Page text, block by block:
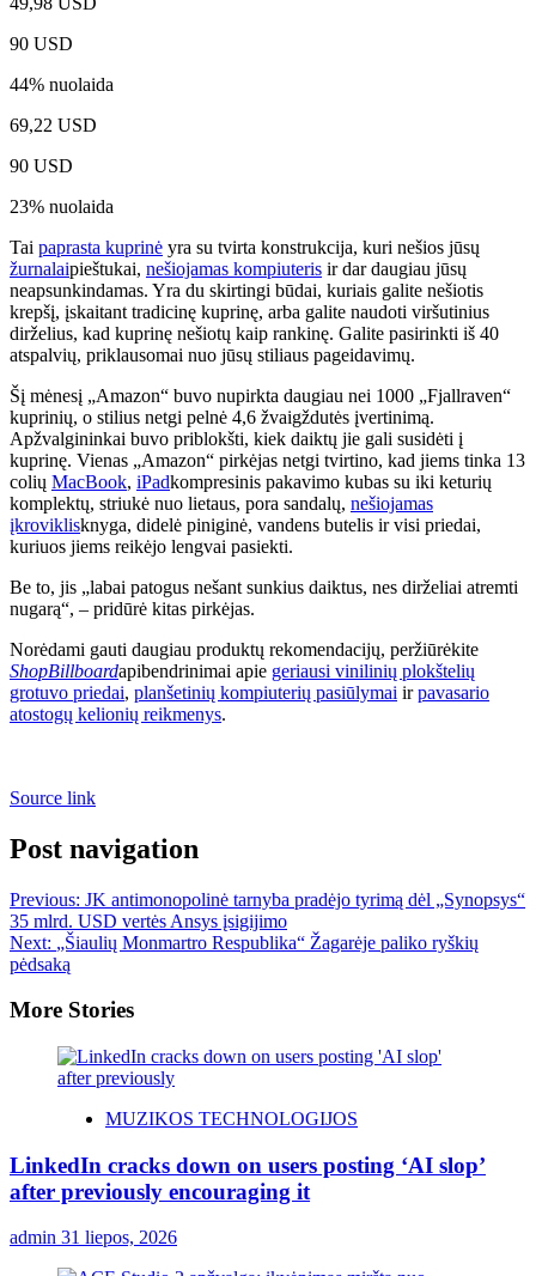
90 USD
44% nuolaida
69,22 USD
90 USD
23% nuolaida
Tai paprasta kuprinė yra su tvirta konstrukcija, kuri nešios jūsų
žurnalaipieštukai, nešiojamas kompiuteris ir dar daugiau jūsų
neapsunkindamas. Yra du skirtingi būdai, kuriais galite nešiotis
krepšį, įskaitant tradicinę kuprinę, arba galite naudoti viršutinius
dirželius, kad kuprinę nešiotų kaip rankinę. Galite pasirinkti iš 40
atspalvių, priklausomai nuo jūsų stiliaus pageidavimų.
Šį mėnesį „Amazon“ buvo nupirkta daugiau nei 1000 „Fjallraven“
kuprinių, o stilius netgi pelnė 4,6 žvaigždutės įvertinimą.
Apžvalgininkai buvo priblokšti, kiek daiktų jie gali susidėti į
kuprinę. Vienas „Amazon“ pirkėjas netgi tvirtino, kad jiems tinka 13
colių MacBook, iPadkompresinis pakavimo kubas su iki keturių
komplektų, striukė nuo lietaus, pora sandalų, nešiojamas
įkroviklisknyga, didelė piniginė, vandens butelis ir visi priedai,
kuriuos jiems reikėjo lengvai pasiekti.
Be to, jis „labai patogus nešant sunkius daiktus, nes dirželiai atremti
nugarą“, – pridūrė kitas pirkėjas.
Norėdami gauti daugiau produktų rekomendacijų, peržiūrėkite
ShopBillboardapibendrinimai apie geriausi vinilinių plokštelių
grotuvo priedai, planšetinių kompiuterių pasiūlymai irpavasario
atostogų kelionių reikmenys.
Source link
Post navigation
Previous: JK antimonopolinė tarnyba pradėjo tyrimą dėl „Synopsys“
35 mlrd. USD vertės Ansys įsigijimo
Next: „Šiaulių Monmartro Respublika“ Žagarėje paliko ryškių
pėdsaką
More Stories
MUZIKOS TECHNOLOGIJOS
LinkedIn cracks down on users posting ‘AI slop’
after previously encouraging it
admin 31 liepos, 2026